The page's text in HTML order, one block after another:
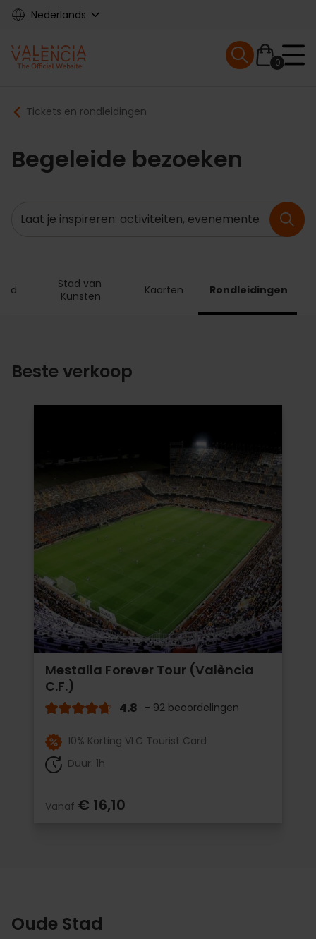
Skip
content
Nederlands
Main
navigation
0
Mobile menu
Breadcrumb
Tickets en rondleidingen
Begeleide bezoeken
Zoeken
Stad van
Kunsten
Kaarten Rondleidingen
Beste verkoop
Mestalla Forever Tour (València
C.F.)
4.8 - 92 beoordelingen
10% Korting VLC Tourist Card
Duur: 1h
Vanaf € 16,10
Oude Stad